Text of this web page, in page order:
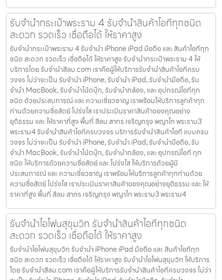
รับจำนำกระเป๋าพระราม 4 รับจำนำสินค้าไอทีทุกชนิด
สะดวก รวดเร็ว เชื่อถือได้ ให้ราคาสูง
รับจำนำกระเป๋าพระราม 4 รับจำนำ iPhone iPad มือถือ และ สินค้าไอทีทุก
ชนิด สะดวก รวดเร็ว เชื่อถือได้ ให้ราคาสูง รับจำนำกระเป๋าพระราม 4 ให้
บริการโดย รับจํานําสีลม.com เราคือผู้ให้บริการรับจำนำสินค้าไอทีครบ
วงจร ไม่ว่าจะเป็น รับจำนำ iPhone, รับจำนำ iPad, รับจำนำมือถือ, รับ
จำนำ MacBook, รับจำนำโน้ตบุ๊ก, รับจำนำกล้อง, และ อุปกรณ์ไอทีทุก
ชนิด ด้วยประสบการณ์ และ ความเชี่ยวชาญ เราพร้อมให้บริการลูกค้าทุก
ท่านด้วยความซื่อสัตย์ โปร่งใส เราประเมินราคาสินค้าของคุณอย่าง
ยุติธรรม และ ให้ราคาที่สูง พื้นที่ สีลม สาทร เจริญกรุง พญาไท พระราม3
พระราม4 รับจำนำสินค้าไอทีครบวงจร บริการรับจำนำสินค้าไอที แบบครบ
วงจร ไม่ว่าจะเป็น รับจำนำ iPhone, รับจำนำ iPad, รับจำนำมือถือ, รับ
จำนำ MacBook, รับจำนำโน้ตบุ๊ก, รับจำนำกล้อง, และ อุปกรณ์ไอที ทุก
ชนิด ให้บริการด้วยความซื่อสัตย์ และ โปร่งใส ให้บริการด้วยผู้มี
ประสบการณ์ และ ความเชี่ยวชาญ เราพร้อมให้บริการลูกค้าทุกท่านด้วย
ความซื่อสัตย์ โปร่งใส เราประเมินราคาสินค้าของคุณอย่างยุติธรรม และ ให้
ราคาที่สูง พื้นที่ สีลม สาทร เจริญกรุง พญาไท พระราม3 พระราม4
รับจำนำไอโฟนสุขุมวิท รับจำนำสินค้าไอทีทุกชนิด
สะดวก รวดเร็ว เชื่อถือได้ ให้ราคาสูง
รับจำนำไอโฟนสุขุมวิท รับจำนำ iPhone iPad มือถือ และ สินค้าไอทีทุก
ชนิด สะดวก รวดเร็ว เชื่อถือได้ ให้ราคาสูง รับจำนำไอโฟนสุขุมวิท ให้บริการ
โดย รับจํานําสีลม.com เราคือผู้ให้บริการรับจำนำสินค้าไอทีครบวงจร ไม่ว่า